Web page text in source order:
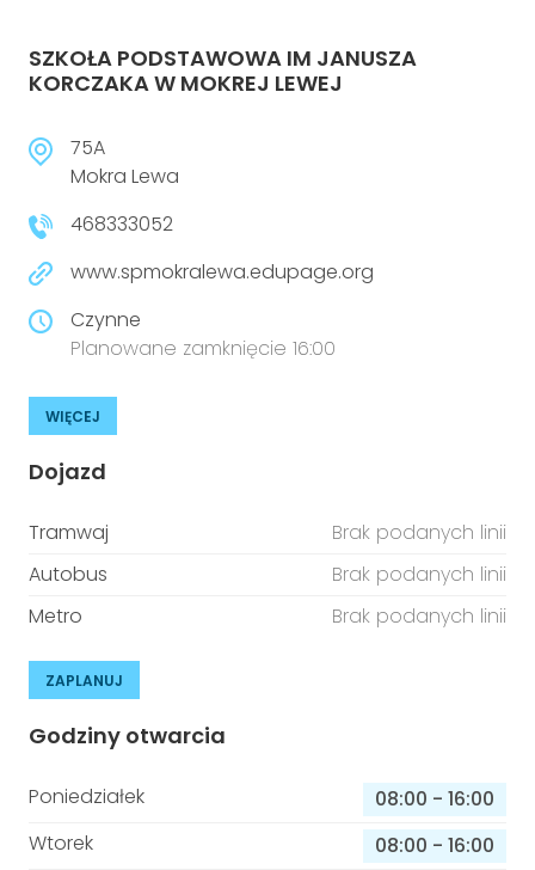
SZKOŁA PODSTAWOWA IM JANUSZA
KORCZAKA W MOKREJ LEWEJ
75A
Mokra Lewa
468333052
www.spmokralewa.edupage.org
Czynne
Planowane zamknięcie 16:00
WIĘCEJ
Dojazd
Tramwaj
Brak podanych linii
Autobus
Brak podanych linii
Metro
Brak podanych linii
ZAPLANUJ
Godziny otwarcia
Poniedziałek 08:00 - 16:00
Wtorek
08:00 - 16:00